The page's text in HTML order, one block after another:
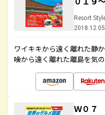
Resort
ワイキキから遠く離れた静
噪から遠く離れた離島を気
Ｗ０７